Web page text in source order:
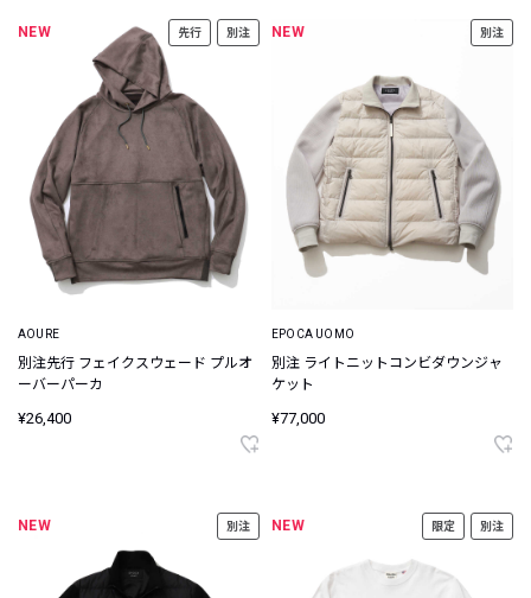
NEW 先行 別注
AOURE
別注先行 フェイクスウェード プルオ
ーバーパーカ
¥26,400
NEW 別注
EPOCA UOMO
別注 ライトニットコンビダウンジャ
ケット
¥77,000
NEW 別注 NEW 限定 別注